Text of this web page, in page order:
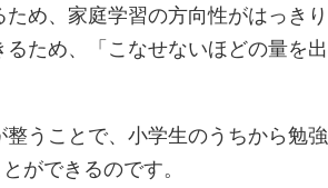
め、家庭学習の方向性がはっきり
ため、「こなせないほどの量を
うことで、小学生のうちから勉
ができるのです。